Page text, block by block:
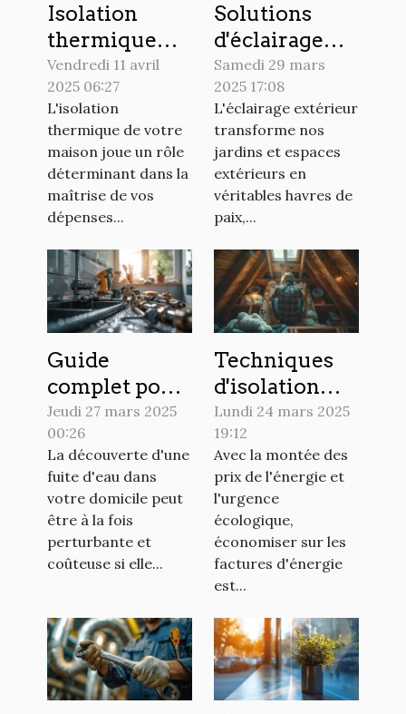
Isolation
thermique
maison
économies et
confort
optimiser
votre espace
Vendredi 11 avril
2025 06:27
L'isolation
thermique de votre
maison joue un rôle
déterminant dans la
maîtrise de vos
dépenses...
Solutions
d'éclairage
LED
économiques
pour jardins
et extérieurs
Samedi 29 mars
2025 17:08
L'éclairage extérieur
transforme nos
jardins et espaces
extérieurs en
véritables havres de
paix,...
Guide
complet pour
identifier et
réparer les
fuites d'eau
dans votre
domicile
Jeudi 27 mars 2025
00:26
La découverte d'une
fuite d'eau dans
votre domicile peut
être à la fois
perturbante et
coûteuse si elle...
Techniques
d'isolation
thermique
faciles pour
économiser
sur les
factures
d'énergie
Lundi 24 mars 2025
19:12
Avec la montée des
prix de l'énergie et
l'urgence
écologique,
économiser sur les
factures d'énergie
est...